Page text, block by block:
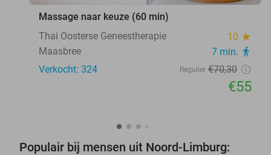
Massage naar keuze (60 min)
Thai Oosterse Geneestherapie
10 star
Maasbree 7 min. directions_walk
Verkocht: 324 Regulier €70,30
€55
Populair bij mensen uit Noord-Limburg: